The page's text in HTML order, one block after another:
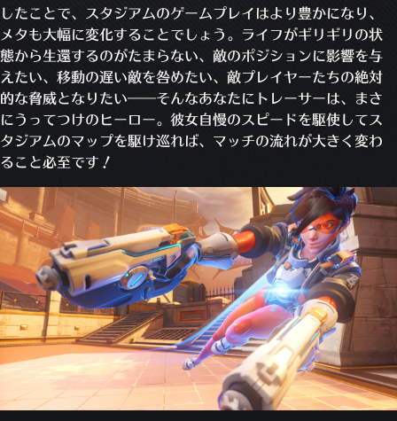
したことで、スタジアムのゲームプレイはより豊かになり、
メタも大幅に変化することでしょう。ライフがギリギリの状
態から生還するのがたまらない、敵のポジションに影響を与
えたい、移動の遅い敵を咎めたい、敵プレイヤーたちの絶対
的な脅威となりたい――そんなあなたにトレーサーは、まさ
にうってつけのヒーロー。彼女自慢のスピードを駆使してス
タジアムのマップを駆け巡れば、マッチの流れが大きく変わ
ること必至です！